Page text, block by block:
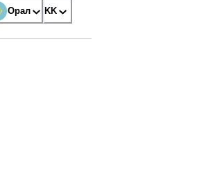
Орал KK